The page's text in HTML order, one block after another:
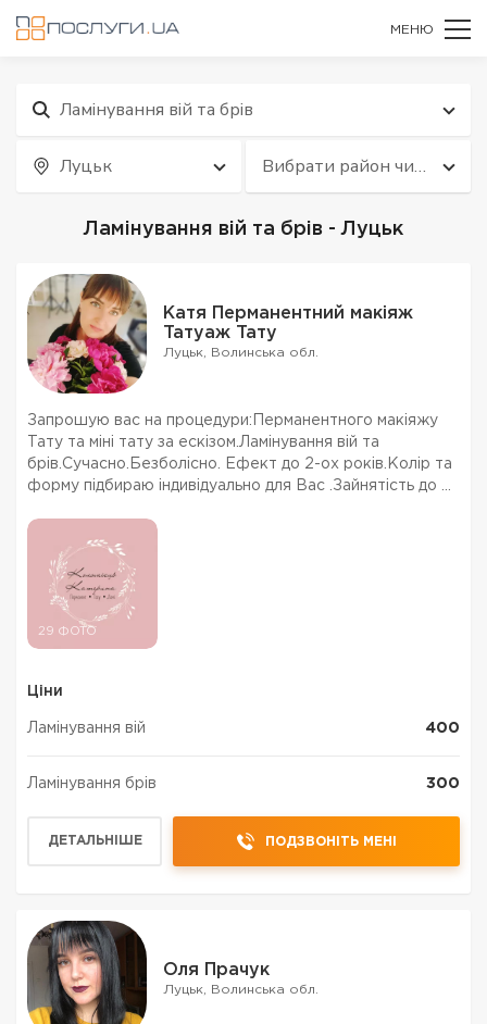
МЕНЮ
Ламінування вій та брів
Луцьк Вибрати район чи
квартал
Ламінування вій та брів - Луцьк
Катя Перманентний макіяж
Татуаж Тату
Луцьк, Волинська обл.
Запрошую вас на процедури:Перманентного макіяжу
Тату та міні тату за ескізом.Ламінування вій та
брів.Сучасно.Безболісно. Ефект до 2-ох років.Колір та
форму підбираю індивідуально для Вас .Зайнятість до 2-
матеріали.Зручна локація центр міста
29 ФОТО
Ціни
Ламінування вій 400
Ламінування брів 300
ДЕТАЛЬНІШЕ ПОДЗВОНІТЬ МЕНІ
Оля Прачук
Луцьк, Волинська обл.